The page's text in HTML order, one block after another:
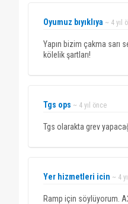
Oyumuz bıyıklıya ~ 4 yıl
Yapın bizim çakma sarı
kölelik şartları!
Tgs ops ~ 4 yıl önce
Tgs olarakta grev
Yer hizmetleri icin ~ 4
Ramp için söylüyorum.